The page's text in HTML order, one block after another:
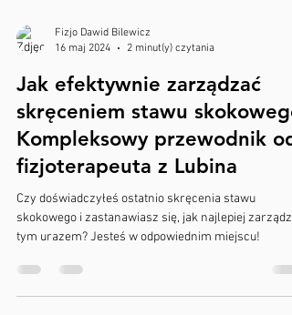
Fizjo Dawid Bilewicz
16 maj 2024
2 minut(y) czytania
Jak efektywnie zarządzać
skręceniem stawu
Kompleksowy przewodnik od
fizjoterapeuta z Lubina
skokowego i zastanawiasz się, jak najlepiej